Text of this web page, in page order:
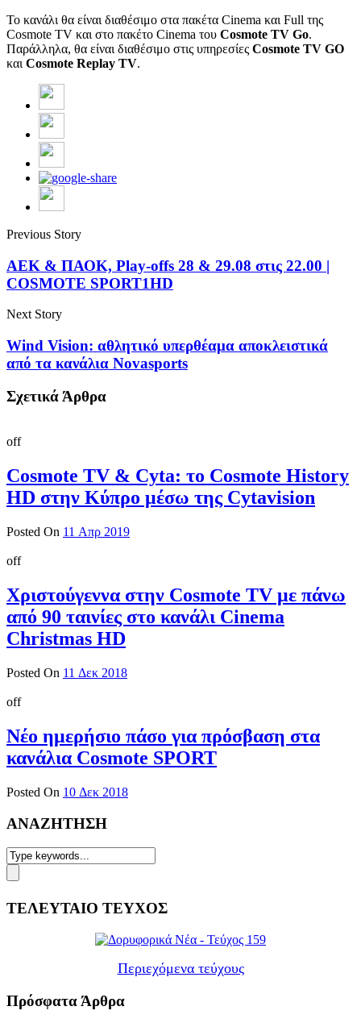
To κανάλι θα είναι διαθέσιμο στα πακέτα Cinema και Full της
Cosmote TV και στο πακέτο Cinema του Cosmote TV Go.
Παράλληλα, θα είναι διαθέσιμο στις υπηρεσίες Cosmote TV GO
και Cosmote Replay TV.
Previous Story
ΑΕΚ & ΠΑΟΚ, Play-offs 28 & 29.08 στις 22.00 |
COSMOTE SPORT1HD
Next Story
Wind Vision: αθλητικό υπερθέαμα αποκλειστικά
από τα κανάλια Novasports
Σχετικά Άρθρα
off
Cosmote TV & Cyta: το Cosmote History
HD στην Κύπρο μέσω της Cytavision
Posted On 11 Απρ 2019
off
Χριστούγεννα στην Cosmote TV με πάνω
από 90 ταινίες στο κανάλι Cinema
Christmas HD
Posted On 11 Δεκ 2018
off
Νέο ημερήσιο πάσο για πρόσβαση στα
κανάλια Cosmote SPORT
Posted On 10 Δεκ 2018
ΑΝΑΖΗΤΗΣΗ
ΤΕΛΕΥΤΑΙΟ ΤΕΥΧΟΣ
Περιεχόμενα τεύχους
Πρόσφατα Άρθρα